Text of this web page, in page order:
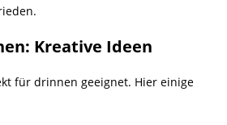
Kreative Ideen
für drinnen geeignet. Hier einige